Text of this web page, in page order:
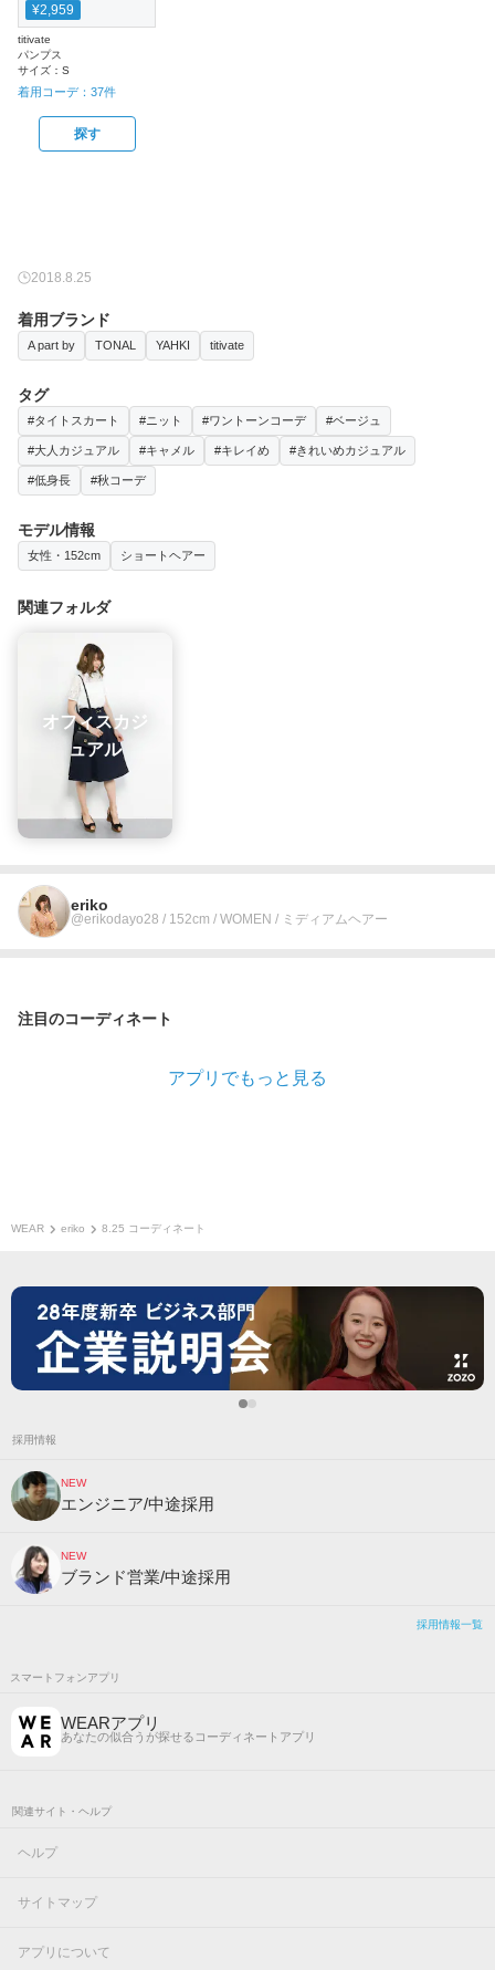
¥2,959
titivate
パンプス
サイズ： S
着用コーデ： 37件
探す
2018.8.25
着用ブランド
A part by TONAL YAHKI titivate
タグ
#タイトスカート #ニット #ワントーンコーデ #ベージュ
#大人カジュアル #キャメル #キレイめ #きれいめカジュアル
#低身長 #秋コーデ
モデル情報
女性・152cm ショートヘアー
関連フォルダ
オフィスカジ
ュアル
eriko
@erikodayo28 / 152cm / WOMEN / ミディアムヘアー
注目のコーディネート
アプリでもっと見る
WEAR eriko 8.25 コーディネート
採用情報
NEW
エンジニア/中途採用
NEW
ブランド営業/中途採用
採用情報一覧
スマートフォンアプリ
WEARアプリ
あなたの似合うが探せるコーディネートアプリ
関連サイト・ヘルプ
ヘルプ
サイトマップ
アプリについて